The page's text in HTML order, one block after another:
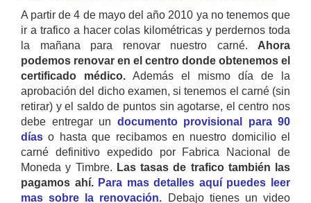
A partir de 4 de mayo del año 2010 ya no tenemos que
ir a trafico a hacer colas kilométricas y perdernos toda
la mañana para renovar nuestro carné. Ahora
podemos renovar en el centro donde obtenemos el
certificado médico. Además el mismo día de la
aprobación del dicho examen, si tenemos el carné (sin
retirar) y el saldo de puntos sin agotarse, el centro nos
debe entregar un documento provisional para 90
días o hasta que recibamos en nuestro domicilio el
carné definitivo expedido por Fabrica Nacional de
Moneda y Timbre. Las tasas de trafico también las
pagamos ahí. Para mas detalles aquí puedes leer
mas sobre la renovación. Debajo tienes un video